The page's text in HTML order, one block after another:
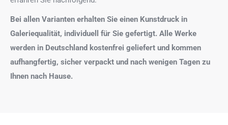
Bei allen Varianten erhalten Sie einen Kunstdruck in
Galeriequalität, individuell für Sie gefertigt. Alle Werke
werden in Deutschland kostenfrei geliefert und kommen
aufhangfertig, sicher verpackt und nach wenigen Tagen zu
Ihnen nach Hause.